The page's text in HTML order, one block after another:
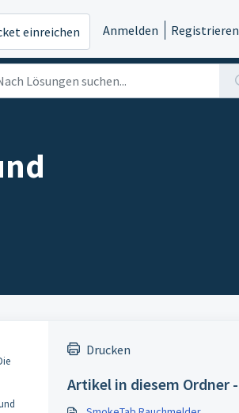
einreichen Anmelden Registrieren
Drucken
Artikel in diesem Ordner -